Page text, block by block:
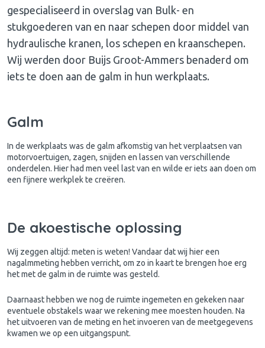
gespecialiseerd in overslag van Bulk- en
stukgoederen van en naar schepen door middel van
hydraulische kranen, los schepen en kraanschepen.
Wij werden door Buijs Groot-Ammers benaderd om
iets te doen aan de galm in hun werkplaats.
Galm
In de werkplaats was de galm afkomstig van het verplaatsen van
motorvoertuigen, zagen, snijden en lassen van verschillende
onderdelen. Hier had men veel last van en wilde er iets aan doen om
een fijnere werkplek te creëren.
De akoestische oplossing
Wij zeggen altijd: meten is weten! Vandaar dat wij hier een
nagalmmeting hebben verricht, om zo in kaart te brengen hoe erg
het met de galm in de ruimte was gesteld.
Daarnaast hebben we nog de ruimte ingemeten en gekeken naar
eventuele obstakels waar we rekening mee moesten houden. Na
het uitvoeren van de meting en het invoeren van de meetgegevens
kwamen we op een uitgangspunt.